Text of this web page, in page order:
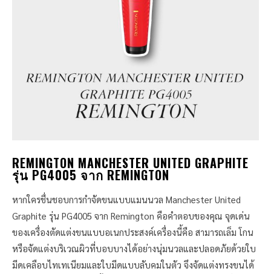
REMINGTON MANCHESTER UNITED GRAPHITE
รุ่น PG4005 จาก REMINGTON
หากใครชื่นชอบการกำจัดขนแบบแมนนวล Manchester United
Graphite รุ่น PG4005 จาก Remington คือคำตอบของคุณ จุดเด่น
ของเครื่องตัดแต่งขนแบบอเนกประสงค์เครื่องนี้คือ สามารถเล็ม โกน
หรือจัดแต่งบริเวณผิวที่บอบบางได้อย่างนุ่มนวลและปลอดภัยด้วยใบ
มีดเคลือบไทเทเนียมและใบมีดแบบลับคมในตัว จึงจัดแต่งทรงขนได้